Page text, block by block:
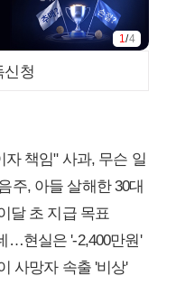
1/4
신청
책임" 사과, 무슨 일
주, 아들 살해한 30대
달 초 지급 목표
…현실은 '-2,400만원'
사망자 속출 '비상'